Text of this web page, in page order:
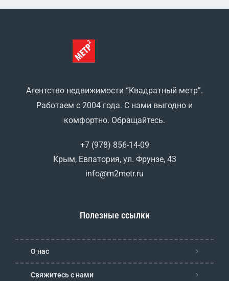
Агентство недвижимости “Квадратный метр”.
Работаем с 2004 года. С нами выгодно и
комфортно. Обращайтесь.
+7 (978) 856-14-09
Крым, Евпатория, ул. Фрунзе, 43
info@m2metr.ru
Полезные ссылки
О нас
Свяжитесь с нами